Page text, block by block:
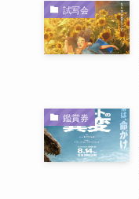
試写会
鑑賞券